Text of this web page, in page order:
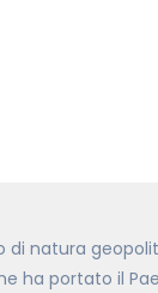
di natura
ha portato il